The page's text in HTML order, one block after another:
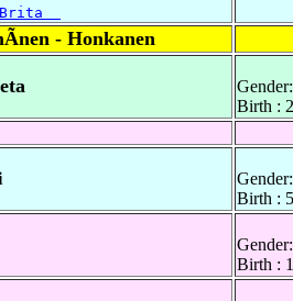
Brita
- Honkanen
Birth :
Birth :
Birth :